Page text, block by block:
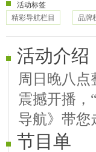
活动标签
精彩导航栏目
品牌
活动介绍
周日晚八点
震撼开播，
导航》带您
节目单